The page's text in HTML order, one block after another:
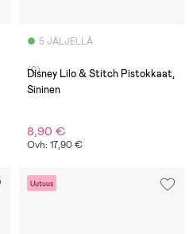
5 JÄLJELLÄ
(0)
Disney Lilo & Stitch Pistokkaat,
Sininen
8,90 €
Ovh: 17,90 €
Uutuus